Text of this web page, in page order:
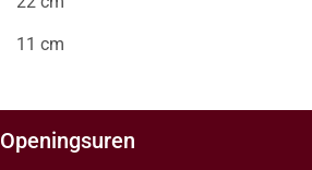
11 cm
Openingsuren